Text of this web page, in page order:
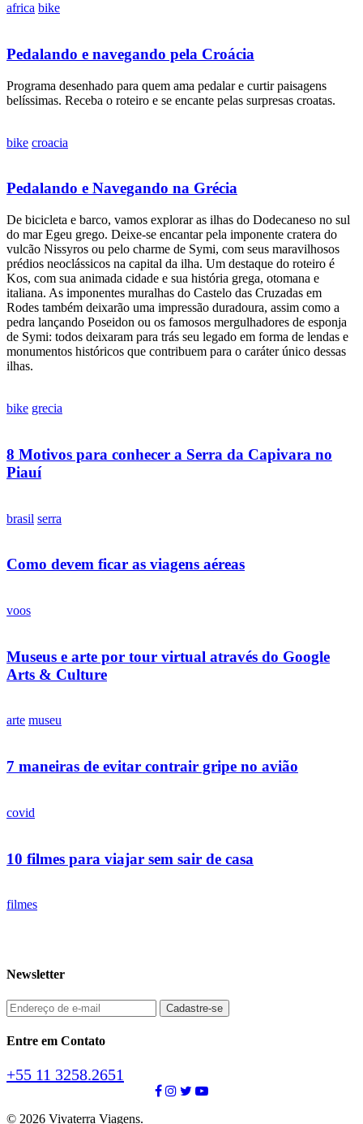
africa bike
Pedalando e navegando pela Croácia
Programa desenhado para quem ama pedalar e curtir paisagens
belíssimas. Receba o roteiro e se encante pelas surpresas croatas.
bike croacia
Pedalando e Navegando na Grécia
De bicicleta e barco, vamos explorar as ilhas do Dodecaneso no sul
do mar Egeu grego. Deixe-se encantar pela imponente cratera do
vulcão Nissyros ou pelo charme de Symi, com seus maravilhosos
prédios neoclássicos na capital da ilha. Um destaque do roteiro é
Kos, com sua animada cidade e sua história grega, otomana e
italiana. As imponentes muralhas do Castelo das Cruzadas em
Rodes também deixarão uma impressão duradoura, assim como a
pedra lançando Poseidon ou os famosos mergulhadores de esponja
de Symi: todos deixaram para trás seu legado em forma de lendas e
monumentos históricos que contribuem para o caráter único dessas
ilhas.
bike grecia
8 Motivos para conhecer a Serra da Capivara no
Piauí
brasil serra
Como devem ficar as viagens aéreas
voos
Museus e arte por tour virtual através do Google
Arts & Culture
arte museu
7 maneiras de evitar contrair gripe no avião
covid
10 filmes para viajar sem sair de casa
filmes
Newsletter
Entre em Contato
+55 11 3258.2651
© 2026 Vivaterra Viagens.